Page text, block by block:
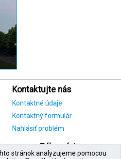
Kontaktujte nás
Kontaktné údaje
Kontaktný formulár
Nahlásiť problém
Zákazníci
stránok analyzujeme pomocou